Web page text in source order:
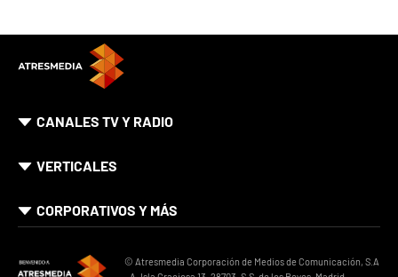
CANALES TV Y RADIO
VERTICALES
CORPORATIVOS Y MÁS
© Atresmedia Corporación de Medios de Comunicación, S.A